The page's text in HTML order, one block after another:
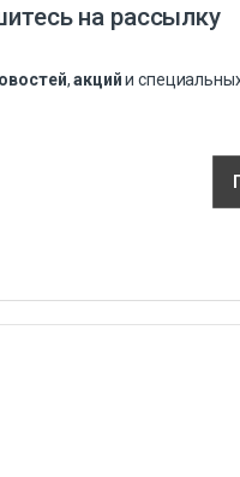
на рассылку
,акцийи